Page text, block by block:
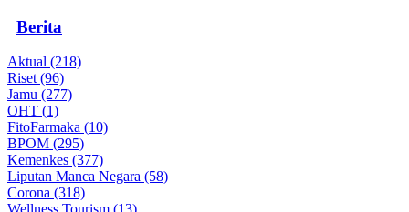
Berita
Aktual (218)
Riset (96)
Jamu (277)
OHT (1)
FitoFarmaka (10)
BPOM (295)
Kemenkes (377)
Liputan Manca Negara (58)
Corona (318)